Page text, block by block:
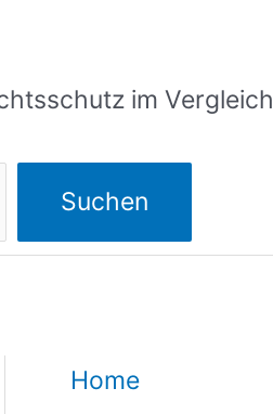
im Vergleich
Suchen
Home